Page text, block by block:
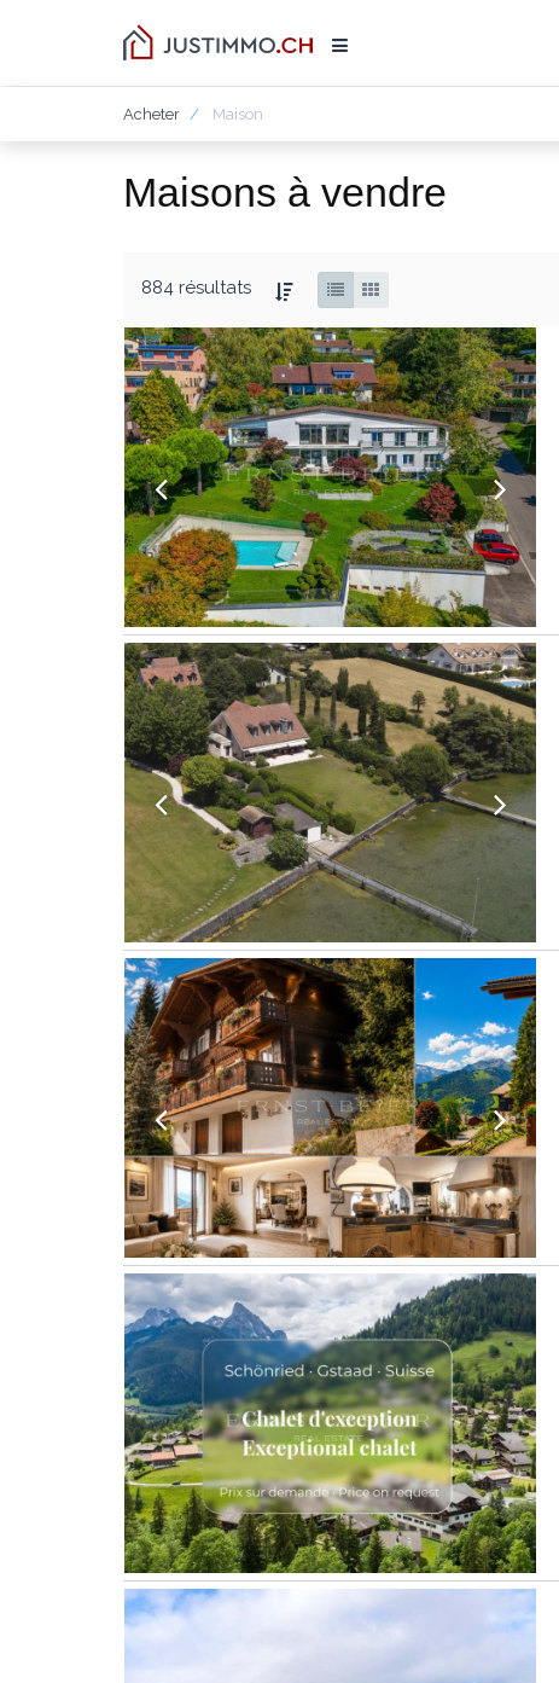
Acheter Maison
Maisons à vendre
884 résultats